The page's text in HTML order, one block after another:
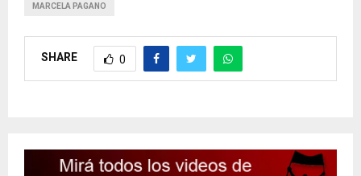
MARCELA PAGANO
SHARE 0